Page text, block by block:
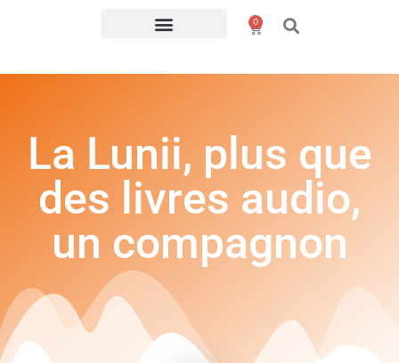
0
La Lunii, plus que
des livres audio,
un compagnon